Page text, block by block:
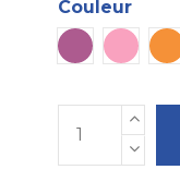
Couleur
Plaque